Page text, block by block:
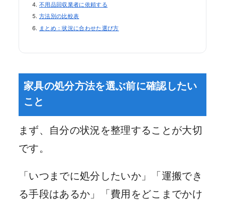
不用品回収業者に依頼する
方法別の比較表
まとめ：状況に合わせた選び方
家具の処分方法を選ぶ前に確認したい
こと
まず、自分の状況を整理することが大切
です。
「いつまでに処分したいか」「運搬でき
る手段はあるか」「費用をどこまでかけ